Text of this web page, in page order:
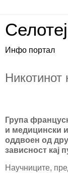
Инфо портал
Никотинот
Група
и медицински
оддвоен од
зависност кај
Научниците,